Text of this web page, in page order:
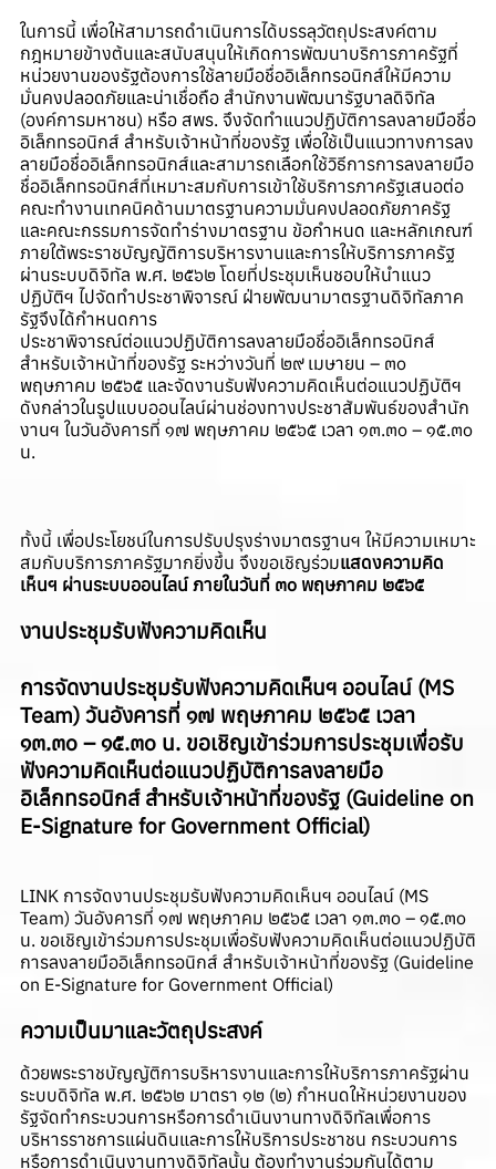
ในการนี้ เพื่อให้สามารถดำเนินการได้บรรลุวัตถุประสงค์ตาม
กฎหมายข้างต้นและสนับสนุนให้เกิดการพัฒนาบริการภาครัฐที่
หน่วยงานของรัฐต้องการใช้ลายมือชื่ออิเล็กทรอนิกส์ให้มีความ
มั่นคงปลอดภัยและน่าเชื่อถือ สำนักงานพัฒนารัฐบาลดิจิทัล
(องค์การมหาชน) หรือ สพร. จึงจัดทำแนวปฏิบัติการลงลายมือชื่อ
อิเล็กทรอนิกส์ สำหรับเจ้าหน้าที่ของรัฐ เพื่อใช้เป็นแนวทางการลง
ลายมือชื่ออิเล็กทรอนิกส์และสามารถเลือกใช้วิธีการการลงลายมือ
ชื่ออิเล็กทรอนิกส์ที่เหมาะสมกับการเข้าใช้บริการภาครัฐเสนอต่อ
คณะทำงานเทคนิคด้านมาตรฐานความมั่นคงปลอดภัยภาครัฐ
และคณะกรรมการจัดทำร่างมาตรฐาน ข้อกำหนด และหลักเกณฑ์
ภายใต้พระราชบัญญัติการบริหารงานและการให้บริการภาครัฐ
ผ่านระบบดิจิทัล พ.ศ. ๒๕๖๒ โดยที่ประชุมเห็นชอบให้นำแนว
ปฏิบัติฯ ไปจัดทำประชาพิจารณ์ ฝ่ายพัฒนามาตรฐานดิจิทัลภาค
รัฐจึงได้กำหนดการ
ประชาพิจารณ์ต่อแนวปฏิบัติการลงลายมือชื่ออิเล็กทรอนิกส์
สำหรับเจ้าหน้าที่ของรัฐ ระหว่างวันที่ ๒๙ เมษายน – ๓๐
พฤษภาคม ๒๕๖๕ และจัดงานรับฟังความคิดเห็นต่อแนวปฏิบัติฯ
ดังกล่าวในรูปแบบออนไลน์ผ่านช่องทางประชาสัมพันธ์ของสำนัก
งานฯ ในวันอังคารที่ ๑๗ พฤษภาคม ๒๕๖๕ เวลา ๑๓.๓๐ – ๑๕.๓๐
น.
ทั้งนี้ เพื่อประโยชน์ในการปรับปรุงร่างมาตรฐานฯ ให้มีความเหมาะ
สมกับบริการภาครัฐมากยิ่งขึ้น จึงขอเชิญร่วมแสดงความคิด
เห็นฯ ผ่านระบบออนไลน์ ภายในวันที่ ๓๐ พฤษภาคม ๒๕๖๕
งานประชุมรับฟังความคิดเห็น
การจัดงานประชุมรับฟังความคิดเห็นฯ ออนไลน์ (MS
Team) วันอังคารที่ ๑๗ พฤษภาคม ๒๕๖๕ เวลา
๑๓.๓๐ – ๑๕.๓๐ น. ขอเชิญเข้าร่วมการประชุมเพื่อรับ
ฟังความคิดเห็นต่อแนวปฏิบัติการลงลายมือ
อิเล็กทรอนิกส์ สำหรับเจ้าหน้าที่ของรัฐ (Guideline on
E-Signature for Government Official)
LINK การจัดงานประชุมรับฟังความคิดเห็นฯ ออนไลน์ (MS
Team) วันอังคารที่ ๑๗ พฤษภาคม ๒๕๖๕ เวลา ๑๓.๓๐ – ๑๕.๓๐
น. ขอเชิญเข้าร่วมการประชุมเพื่อรับฟังความคิดเห็นต่อแนวปฏิบัติ
การลงลายมืออิเล็กทรอนิกส์ สำหรับเจ้าหน้าที่ของรัฐ (Guideline
on E-Signature for Government Official)
ความเป็นมาและวัตถุประสงค์
ด้วยพระราชบัญญัติการบริหารงานและการให้บริการภาครัฐผ่าน
ระบบดิจิทัล พ.ศ. ๒๕๖๒ มาตรา ๑๒ (๒) กำหนดให้หน่วยงานของ
รัฐจัดทำกระบวนการหรือการดำเนินงานทางดิจิทัลเพื่อการ
บริหารราชการแผ่นดินและการให้บริการประชาชน กระบวนการ
หรือการดำเนินงานทางดิจิทัลนั้น ต้องทำงานร่วมกันได้ตาม